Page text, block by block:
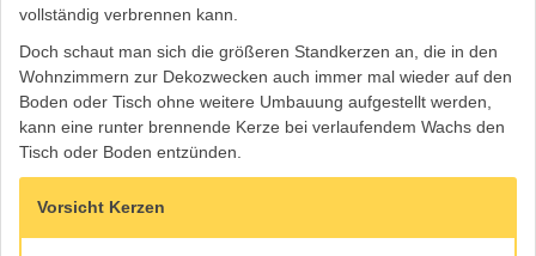
vollständig verbrennen kann.
Doch schaut man sich die größeren Standkerzen an, die in den
Wohnzimmern zur Dekozwecken auch immer mal wieder auf den
Boden oder Tisch ohne weitere Umbauung aufgestellt werden,
kann eine runter brennende Kerze bei verlaufendem Wachs den
Tisch oder Boden entzünden.
Vorsicht Kerzen